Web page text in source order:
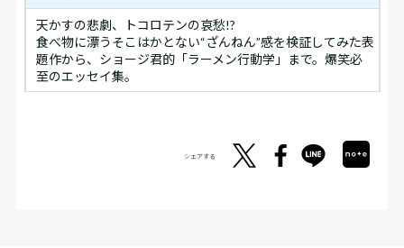
天かすの悲劇、トコロテンの哀愁!?
食べ物に漂うそこはかとない“ざんねん”感を検証してみた表
題作から、ショージ君的「ラーメン行動学」まで。爆笑必
至のエッセイ集。
シェアする